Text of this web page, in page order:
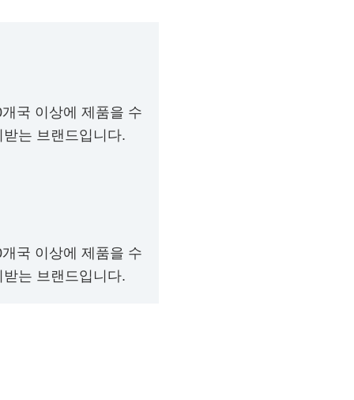
국 이상에 제품을 수
는 브랜드입니다.
국 이상에 제품을 수
는 브랜드입니다.